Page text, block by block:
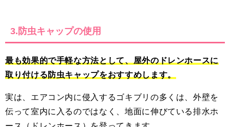
3.防虫キャップの使用
最も効果的で手軽な方法として、屋外のドレンホースに
取り付ける防虫キャップをおすすめします。
実は、エアコン内に侵入するゴキブリの多くは、外壁を
伝って室内に入るのではなく、地面に伸びている排水ホ